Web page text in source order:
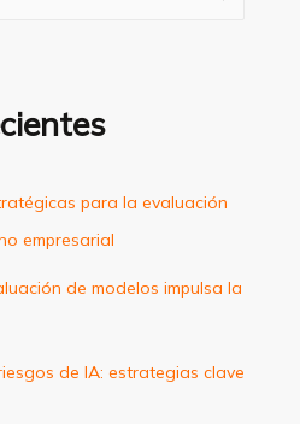
para la evaluación
empresarial
de modelos impulsa la
de IA: estrategias clave